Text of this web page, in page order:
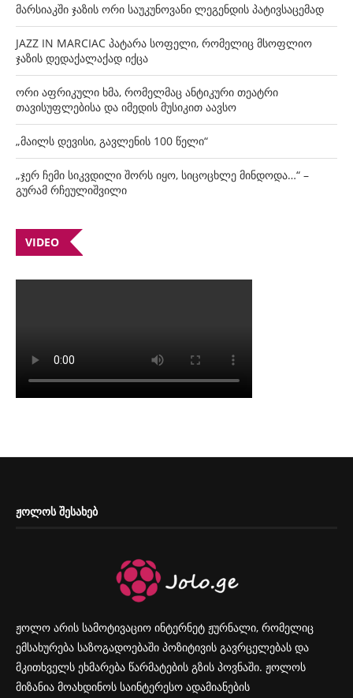
მარსიაკში ჯაზის ორი საუკუნოვანი ლეგენდის პატივსაცემად
JAZZ IN MARCIAC პატარა სოფელი, რომელიც მსოფლიო
ჯაზის დედაქალაქად იქცა
ორი აფრიკული ხმა, რომელმაც ანტიკური თეატრი
თავისუფლებისა და იმედის მუსიკით აავსო
„მაილს დევისი, გავლენის 100 წელი“
„ჯერ ჩემი სიკვდილი შორს იყო, სიცოცხლე მინდოდა…“ –
გურამ რჩეულიშვილი
VIDEO
ᲟᲝᲚᲝᲡ ᲨᲔᲡᲐᲮᲔᲑ
ჟოლო არის სამოტივაციო ინტერნეტ ჟურნალი, რომელიც
ემსახურება საზოგადოებაში პოზიტივის გავრცელებას და
მკითხველს ეხმარება წარმატების გზის პოვნაში. ჟოლოს
მიზანია მოახდინოს საინტერესო ადამიანების